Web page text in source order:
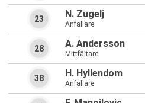
N. Zugelj
Anfallare
23
A. Andersson
Mittfältare
28
H. Hyllendom
Anfallare
38